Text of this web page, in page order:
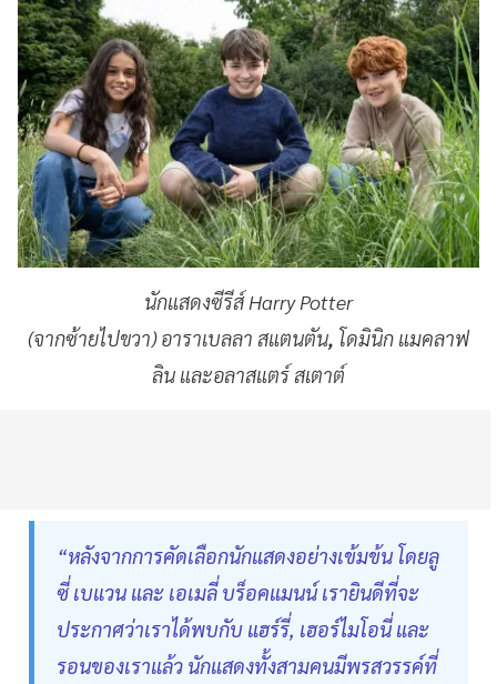
นักแสดงซีรีส์ Harry Potter
(จากซ้ายไปขวา) อาราเบลลา สแตนตัน, โดมินิก แมคลาฟ
ลิน และอลาสแตร์ สเตาต์
“หลังจากการคัดเลือกนักแสดงอย่างเข้มข้น โดยลู
ซี่ เบแวน และ เอเมลี่ บร็อคแมนน์ เรายินดีที่จะ
ประกาศว่าเราได้พบกับ แฮร์รี่, เฮอร์ไมโอนี่ และ
รอนของเราแล้ว นักแสดงทั้งสามคนมีพรสวรรค์ที่